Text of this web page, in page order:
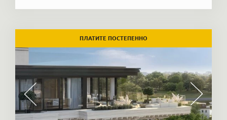
ПЛАТИТЕ ПОСТЕПЕННО